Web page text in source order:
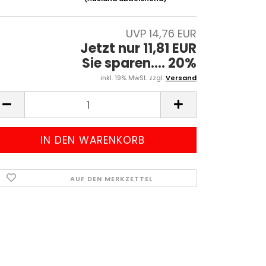
UVP 14,76 EUR
Jetzt nur 11,81 EUR
Sie sparen.... 20%
inkl. 19% MwSt. zzgl.Versand
AUF DEN MERKZETTEL